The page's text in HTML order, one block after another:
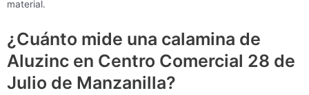
material.
¿Cuánto mide una calamina de
Aluzinc en Centro Comercial 28 de
Julio de Manzanilla?